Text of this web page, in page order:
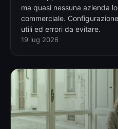
ma quasi nessuna azienda
commerciale.
utili ed errori da evitare.
19 lug 2026